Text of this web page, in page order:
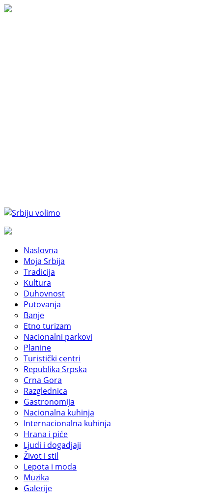
Naslovna
Moja Srbija
Tradicija
Kultura
Duhovnost
Putovanja
Banje
Etno turizam
Nacionalni parkovi
Planine
Turistički centri
Republika Srpska
Crna Gora
Razglednica
Gastronomija
Nacionalna kuhinja
Internacionalna kuhinja
Hrana i piće
Ljudi i dogadjaji
Život i stil
Lepota i moda
Muzika
Galerije